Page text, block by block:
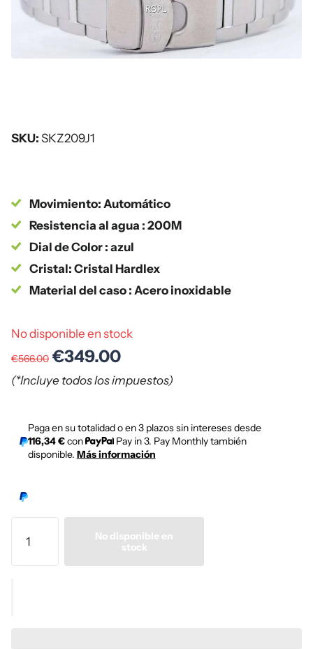
SKU:SKZ209J1
Movimiento: Automático
Resistencia al agua : 200M
Dial de Color : azul
Cristal: Cristal Hardlex
Material del caso : Acero inoxidable
No disponible en stock
€566.00 €349.00
(*Incluye todos los impuestos)
Paga en su totalidad o en 3 plazos sin intereses desde
116,34 €con
Pay in 3. Pay Monthly también
disponible. Más información
No disponible en
stock